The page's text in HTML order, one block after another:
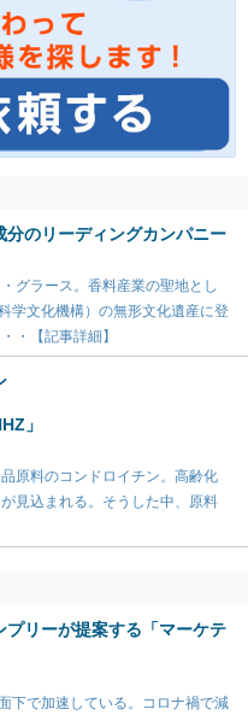
分のリーディングカンパニー
グラース。香料産業の聖地とし
学文化機構）の無形文化遺産に登
・【記事詳細】
」
原料のコンドロイチン。高齢化
見込まれる。そうした中、原料
プリーが提案する「マーケテ
下で加速している。コロナ禍で減